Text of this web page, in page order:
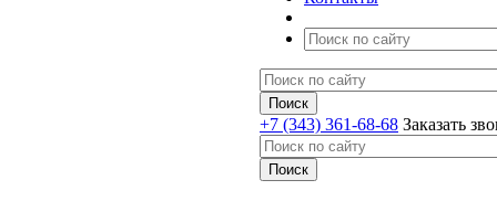
+7 (343) 361-68-68 Заказать